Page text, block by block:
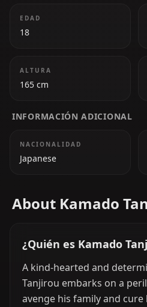
EDAD
18
ALTURA
165 cm
INFORMACIÓN ADICIONAL
NACIONALIDAD
Japanese
About Kamado
¿Quién es Kamado
A kind-hearted and
Tanjirou embarks on a
avenge his family and cure